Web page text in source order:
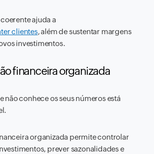
ajuda a
clientes, além de sustentar margens
investimentos.
financeira organizada
não conhece os seus números está
organizada permite controlar
prever sazonalidades e